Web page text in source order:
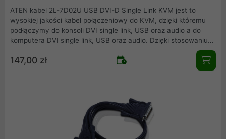
ATEN kabel 2L-7D02U USB DVI-D Single Link KVM jest to
wysokiej jakości kabel połączeniowy do KVM, dzięki któremu
podłączymy do konsoli DVI single link, USB oraz audio a do
komputera DVI single link, USB oraz audio. Dzięki stosowaniu
kompatybilnych urządzeń firmy ATEN zapewniamy pewność i
jakość połączeń.
147,00 zł